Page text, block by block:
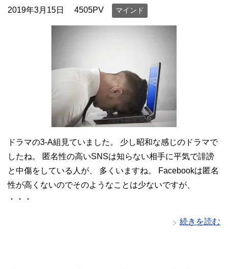
2019年3月15日 4505PV マインド
ドラマの3-A組見ていました。 少し昭和な感じのドラマで
したね。 匿名性の高いSNSは知らない相手に平気で誹謗
と中傷をしている人が、 多くいますね。 Facebookは匿名
性が高くないのでそのようなことは少ないですが、
・・・
続きを読む